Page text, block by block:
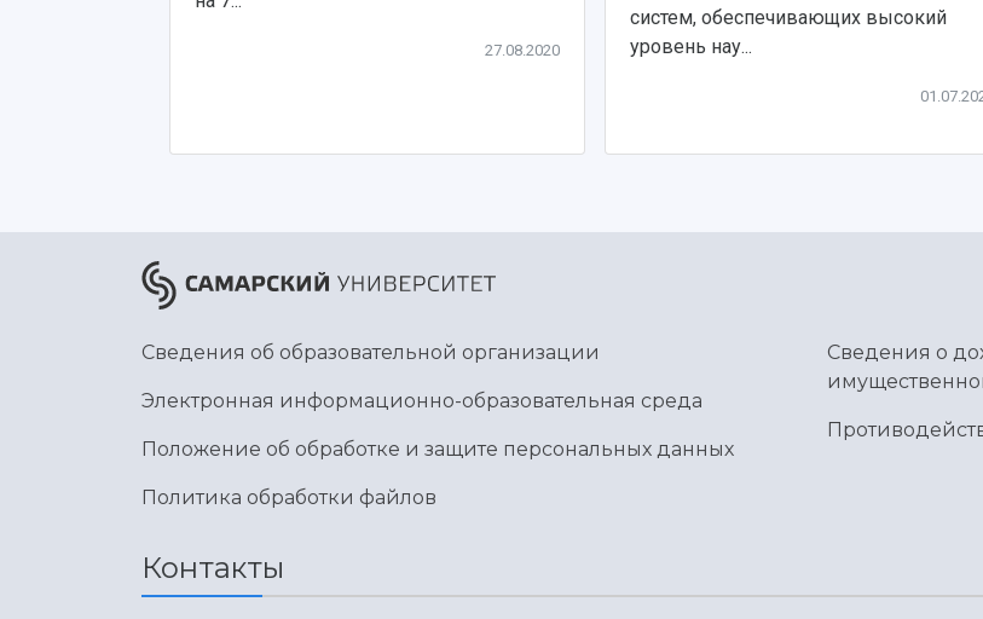
27.08.2020
систем, обеспечивающих высокий
уровень нау...
Сведения об образовательной организации
Электронная информационно-образовательная среда
Положение об обработке и защите персональных данных
Политика обработки файлов
Сведения о
Контакты